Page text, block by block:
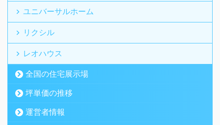
ユニバーサルホーム
リクシル
レオハウス
全国の住宅展示場
坪単価の推移
運営者情報